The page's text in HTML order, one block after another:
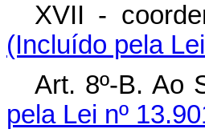
XVII -
(Incluído pela
Art. 8º-B.
pela Lei nº